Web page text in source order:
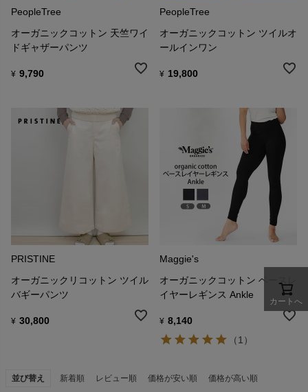
PeopleTree
オーガニックコットン 天竺ワイ
ドギャザーパンツ
¥ 9,790
PeopleTree
オーガニックコットン ツイルオ
ールインワン
¥ 19,800
PRISTINE
オーガニックリコットン ツイル
バギーパンツ
¥ 30,800
Maggie's
オーガニックコットン ベースレ
イヤーレギンス Ankle
¥ 8,140
（1）
並び替え 新着順 レビュー順 価格が安い順 価格が高い順
カートへ